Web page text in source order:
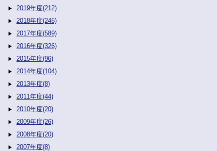
2019年度(212)
2018年度(246)
2017年度(589)
2016年度(326)
2015年度(96)
2014年度(104)
2013年度(8)
2011年度(44)
2010年度(20)
2009年度(26)
2008年度(20)
2007年度(8)